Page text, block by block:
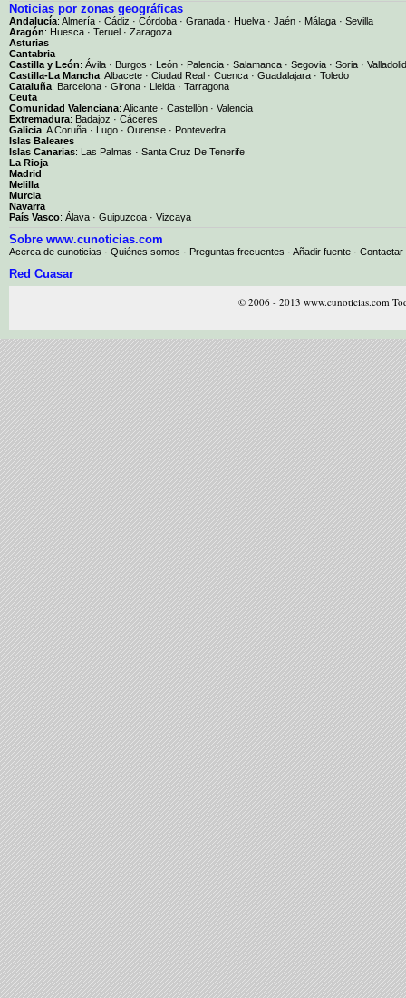
Noticias por zonas geográficas
Andalucía: Almería · Cádiz · Córdoba · Granada · Huelva · Jaén · Málaga · Sevilla
Aragón: Huesca · Teruel · Zaragoza
Asturias
Cantabria
Castilla y León: Ávila · Burgos · León · Palencia · Salamanca · Segovia · Soria · Valladolid
Castilla-La Mancha: Albacete · Ciudad Real · Cuenca · Guadalajara · Toledo
Cataluña: Barcelona · Girona · Lleida · Tarragona
Ceuta
Comunidad Valenciana: Alicante · Castellón · Valencia
Extremadura: Badajoz · Cáceres
Galicia: A Coruña · Lugo · Ourense · Pontevedra
Islas Baleares
Islas Canarias: Las Palmas · Santa Cruz De Tenerife
La Rioja
Madrid
Melilla
Murcia
Navarra
País Vasco: Álava · Guipuzcoa · Vizcaya
Sobre www.cunoticias.com
Acerca de cunoticias · Quiénes somos · Preguntas frecuentes · Añadir fuente · Contactar
Red Cuasar
© 2006 - 2013 www.cunoticias.com